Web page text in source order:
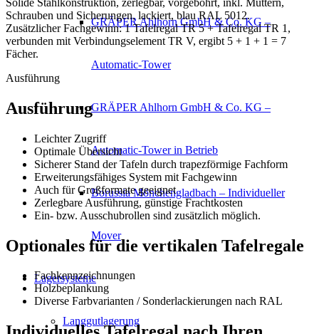
GRÄPER Ahlhorn GmbH & Co. KG –
Automatic-Tower
GRÄPER Ahlhorn GmbH & Co. KG –
Automatic-Tower in Betrieb
Borussia Mönchengladbach – Individueller
Mover
Lagersysteme
Langgutlagerung
Schrauben und Sicherungen, lackiert, blau RAL 5012.
Zusätzlicher Fachgewinn: 1 Tafelregal TR 5 + Tafelregal TR 1,
verbunden mit Verbindungselement TR V, ergibt 5 + 1 + 1 = 7
Fächer.
Ausführung
Ausführung
Leichter Zugriff
Optimale Übersicht
Sicherer Stand der Tafeln durch trapezförmige Fachform
Erweiterungsfähiges System mit Fachgewinn
Auch für Großformate geeignet
Zerlegbare Ausführung, günstige Frachtkosten
Ein- bzw. Ausschubrollen sind zusätzlich möglich.
Optionales für die vertikalen Tafelregale
Fachkennzeichnungen
Holzbeplankung
Diverse Farbvarianten / Sonderlackierungen nach RAL